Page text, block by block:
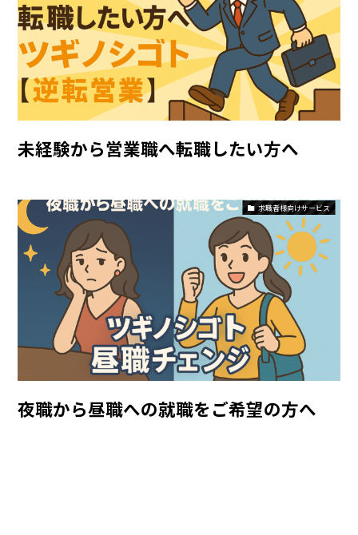
未経験から営業職へ転職したい方へ
求職者様向けサービス
夜職から昼職への就職をご希望の方へ